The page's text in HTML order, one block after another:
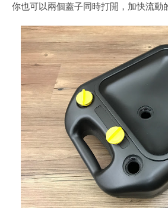
你也可以兩個蓋子同時打開，加快流動